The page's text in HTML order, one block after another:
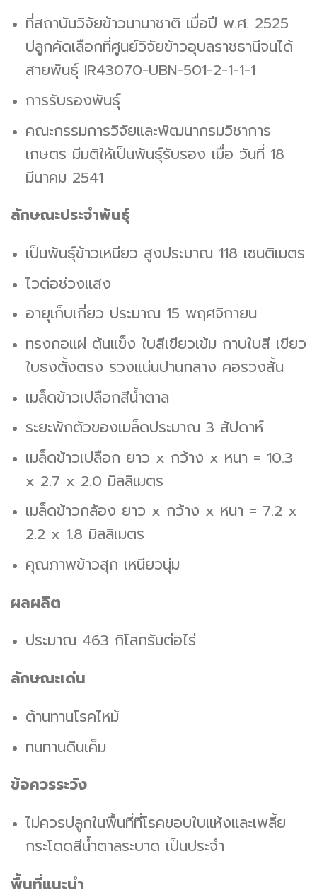
ที่สถาบันวิจัยข้าวนานาชาติ เมื่อปี พ.ศ. 2525
ปลูกคัดเลือกที่ศูนย์วิจัยข้าวอุบลราชธานีจนได้
สายพันธุ์ IR43070-UBN-501-2-1-1-1
การรับรองพันธุ์
คณะกรรมการวิจัยและพัฒนากรมวิชาการ
เกษตร มีมติให้เป็นพันธุ์รับรอง เมื่อ วันที่ 18
มีนาคม 2541
ลักษณะประจำพันธุ์
เป็นพันธุ์ข้าวเหนียว สูงประมาณ 118 เซนติเมตร
ไวต่อช่วงแสง
อายุเก็บเกี่ยว ประมาณ 15 พฤศจิกายน
ทรงกอแผ่ ต้นแข็ง ใบสีเขียวเข้ม กาบใบสี เขียว
ใบธงตั้งตรง รวงแน่นปานกลาง คอรวงสั้น
เมล็ดข้าวเปลือกสีน้ำตาล
ระยะพักตัวของเมล็ดประมาณ 3 สัปดาห์
เมล็ดข้าวเปลือก ยาว x กว้าง x หนา = 10.3
x 2.7 x 2.0 มิลลิเมตร
เมล็ดข้าวกล้อง ยาว x กว้าง x หนา = 7.2 x
2.2 x 1.8 มิลลิเมตร
คุณภาพข้าวสุก เหนียวนุ่ม
ผลผลิต
ประมาณ 463 กิโลกรัมต่อไร่
ลักษณะเด่น
ต้านทานโรคไหม้
ทนทานดินเค็ม
ข้อควรระวัง
ไม่ควรปลูกในพื้นที่ที่โรคขอบใบแห้งและเพลี้ย
กระโดดสีน้ำตาลระบาด เป็นประจำ
พื้นที่แนะนำ